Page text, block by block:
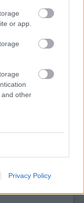
or app.
other
Privacy Policy
VÖLGYE